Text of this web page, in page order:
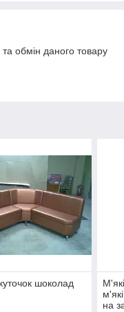
обмін даного товару
шоколад
на